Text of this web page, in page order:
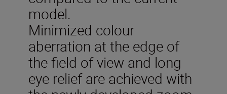
model.
Minimized colour
aberration at the edge of
the field of view and long
eye relief are achieved with